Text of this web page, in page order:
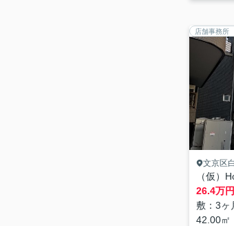
店舗事務所
文京区
（仮
26.4万円
敷：3ヶ
42.00㎡